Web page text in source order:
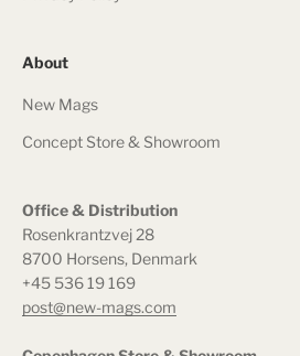
About
New Mags
Concept Store & Showroom
Office & Distribution
Rosenkrantzvej 28
8700 Horsens, Denmark
+45 536 19 169
post@new-mags.com